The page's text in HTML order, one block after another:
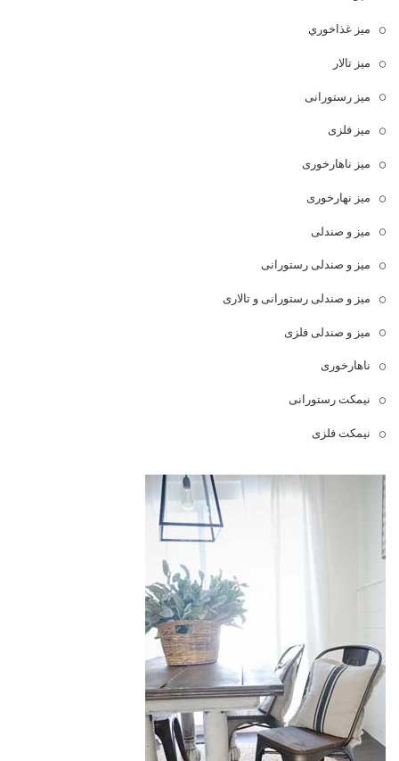
ميز غذاخوري
میز تالار
میز رستورانی
میز فلزی
میز ناهارخوری
میز نهارخوری
میز و صندلی
میز و صندلی رستورانی
میز و صندلی رستورانی و تالاری
میز و صندلی فلزی
ناهارخوری
نیمکت رستورانی
نیمکت فلزی